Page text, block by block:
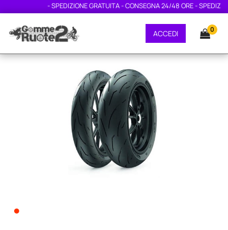
- SPEDIZIONE GRATUITA - CONSEGNA 24/48 ORE -
ACCEDI 0
•